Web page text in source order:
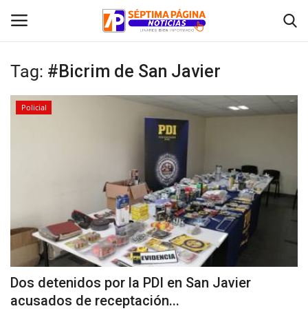
Inicio
Deporte
Política
Espectáculos
Tag: #Bicrim de San Javier
Policial
Dos detenidos por la PDI en San Javier
acusados de receptación...